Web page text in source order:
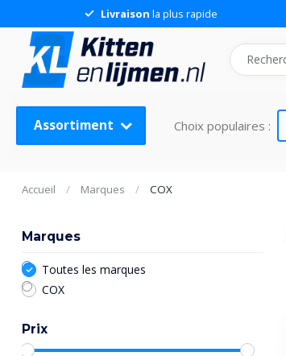
Livraison la plus rapide
Assortiment Choix populaires :
Accueil / Marques / COX
Marques
Toutes les marques
COX
Prix